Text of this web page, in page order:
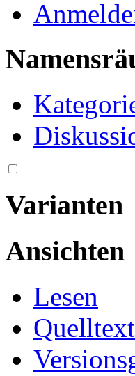
Varianten
Ansichten
Lesen